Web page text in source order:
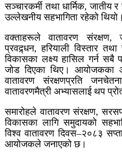
सञ्चारकर्मी तथा धार्मिक,
उल्लेखनीय सहभागिता रहेको थियो।
वक्ताहरूले वातावरण संरक्षण,
प्रवद्र्धन, हरियाली विस्तार
विकासका लक्ष्य हासिल गर्न सबै
जोड दिएका थिए। आयोजकका
वातावरण संरक्षणप्रति
वातावरणमैत्री अभ्यासलाई थप
समारोहले वातावरण संरक्षण,
विकासका लागि समुदायको
विश्व वातावरण दिवस–२०८३
आयोजकले जनाएको छ।